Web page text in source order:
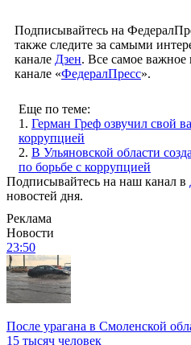
Подписывайтесь на
также следите за самыми
канале Дзен. Все самое
канале «ФедералПресс».
Еще по теме:
1. Герман Греф озвучил свой
коррупцией
2. В Ульяновской области
по борьбе с коррупцией
Подписывайтесь на наш канал в
новостей дня.
Реклама
Новости
23:50
После урагана в Смоленской
15 тысяч человек